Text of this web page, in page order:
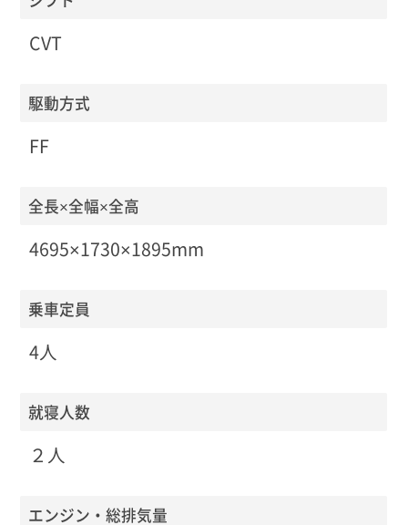
CVT
駆動方式
FF
全長×全幅×全高
4695×1730×1895mm
乗車定員
4人
就寝人数
２人
エンジン・総排気量